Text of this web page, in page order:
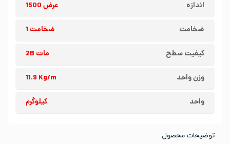
اندازه عرض 1500
ضخامت ضخامت 1
کیفیت سطح مات 2B
وزن واحد 11.9 Kg/m
واحد کیلوگرم
توضیحات محصول